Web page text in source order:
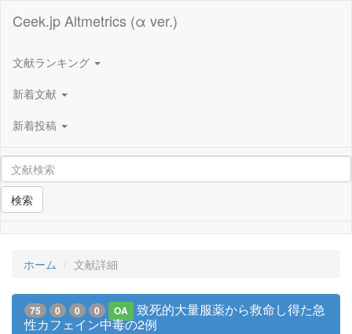
Ceek.jp Altmetrics (α ver.)
文献ランキング
新着文献
新着投稿
検索
ホーム 文献詳細
75 0 0 0 OA
致死的大量服薬から救命し得た急
性カフェイン中毒の2例